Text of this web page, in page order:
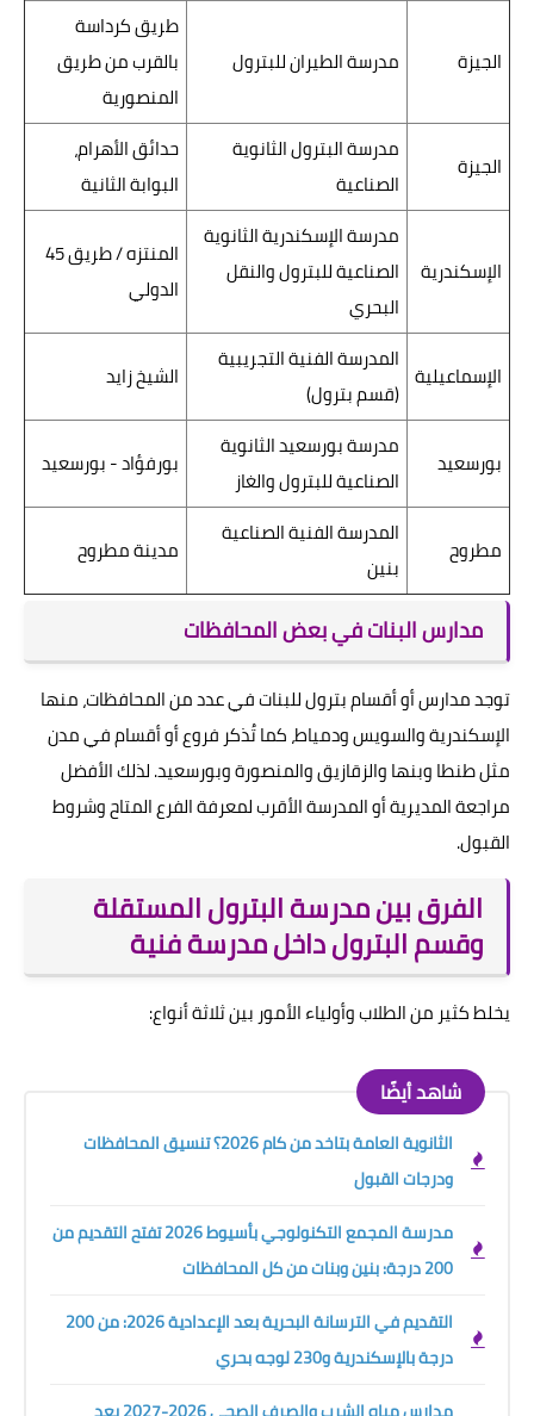
الجيزة مدرسة الطيران للبترول
طريق كرداسة
بالقرب من طريق
المنصورية
الجيزة
مدرسة البترول الثانوية
الصناعية
حدائق الأهرام،
البوابة الثانية
الإسكندرية
مدرسة الإسكندرية الثانوية
الصناعية للبترول والنقل
البحري
المنتزه / طريق 45
الدولي
الإسماعيلية
المدرسة الفنية التجريبية
(قسم بترول)
الشيخ زايد
بورسعيد
مدرسة بورسعيد الثانوية
الصناعية للبترول والغاز
بورفؤاد - بورسعيد
مطروح
المدرسة الفنية الصناعية
بنين
مدينة مطروح
مدارس البنات في بعض المحافظات
توجد مدارس أو أقسام بترول للبنات في عدد من المحافظات، منها
الإسكندرية والسويس ودمياط، كما تُذكر فروع أو أقسام في مدن
مثل طنطا وبنها والزقازيق والمنصورة وبورسعيد. لذلك الأفضل
مراجعة المديرية أو المدرسة الأقرب لمعرفة الفرع المتاح وشروط
القبول.
الفرق بين مدرسة البترول المستقلة
وقسم البترول داخل مدرسة فنية
يخلط كثير من الطلاب وأولياء الأمور بين ثلاثة أنواع:
شاهد أيضًا
الثانوية العامة بتاخد من كام 2026؟ تنسيق المحافظات
ودرجات القبول
مدرسة المجمع التكنولوجي بأسيوط 2026 تفتح التقديم من
200 درجة: بنين وبنات من كل المحافظات
التقديم في الترسانة البحرية بعد الإعدادية 2026: من 200
درجة بالإسكندرية و230 لوجه بحري